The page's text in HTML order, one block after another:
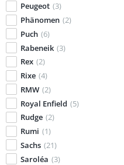
Peugeot (3)
Phänomen (2)
Puch (6)
Rabeneik (3)
Rex (2)
Rixe (4)
RMW (2)
Royal Enfield (5)
Rudge (2)
Rumi (1)
Sachs (21)
Saroléa (3)